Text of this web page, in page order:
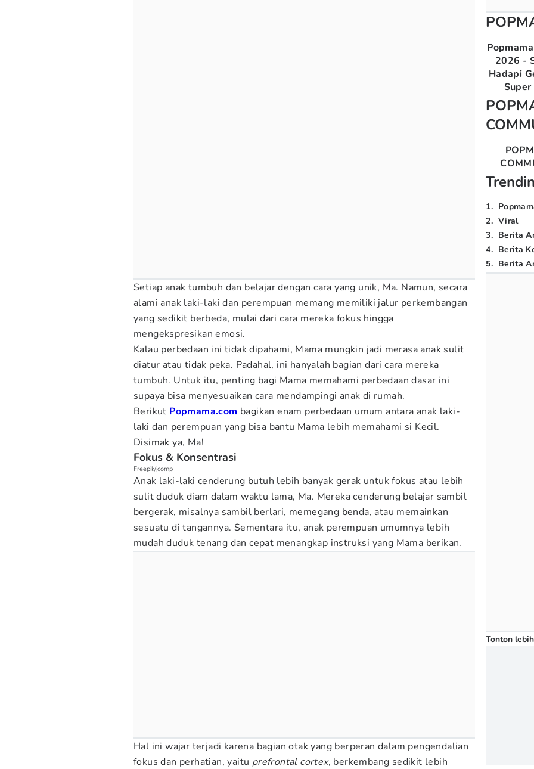
Setiap anak tumbuh dan belajar dengan cara yang unik, Ma. Namun, secara
alami anak laki-laki dan perempuan memang memiliki jalur perkembangan
yang sedikit berbeda, mulai dari cara mereka fokus hingga
mengekspresikan emosi.
Kalau perbedaan ini tidak dipahami, Mama mungkin jadi merasa anak sulit
diatur atau tidak peka. Padahal, ini hanyalah bagian dari cara mereka
tumbuh. Untuk itu, penting bagi Mama memahami perbedaan dasar ini
supaya bisa menyesuaikan cara mendampingi anak di rumah.
Berikut Popmama.com bagikan enam perbedaan umum antara anak laki-
laki dan perempuan yang bisa bantu Mama lebih memahami si Kecil.
Disimak ya, Ma!
Fokus & Konsentrasi
Freepik/jcomp
Anak laki-laki cenderung butuh lebih banyak gerak untuk fokus atau lebih
sulit duduk diam dalam waktu lama, Ma. Mereka cenderung belajar sambil
bergerak, misalnya sambil berlari, memegang benda, atau memainkan
sesuatu di tangannya. Sementara itu, anak perempuan umumnya lebih
mudah duduk tenang dan cepat menangkap instruksi yang Mama berikan.
Hal ini wajar terjadi karena bagian otak yang berperan dalam pengendalian
fokus dan perhatian, yaitu prefrontal cortex, berkembang sedikit lebih
2026 -
Hadapi
1.
2. Viral
3. Berita
4. Berita
5. Berita
Tonton